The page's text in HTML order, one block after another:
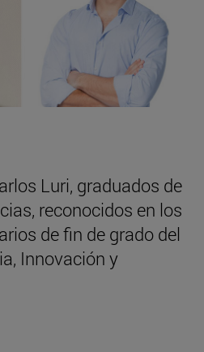
Luri, graduados de
reconocidos en los
de fin de grado del
Innovación y